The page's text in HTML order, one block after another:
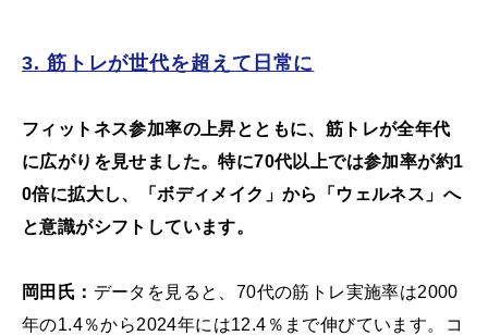
3. 筋トレが世代を超えて日常に
フィットネス参加率の上昇とともに、筋トレが全年代
に広がりを見せました。特に70代以上では参加率が約1
0倍に拡大し、「ボディメイク」から「ウェルネス」へ
と意識がシフトしています。
岡田氏： データを見ると、70代の筋トレ実施率は2000
年の1.4％から2024年には12.4％まで伸びています。コ